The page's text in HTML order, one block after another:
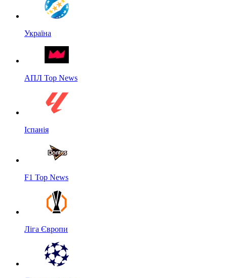
Україна
АПЛ Top News
Іспанія
F1 Top News
Ліга Європи